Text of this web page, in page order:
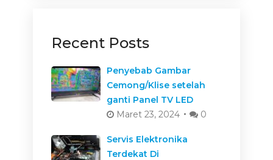
Recent Posts
Penyebab Gambar
Cemong/Klise setelah
ganti Panel TV LED
Maret 23, 2024
0
Servis Elektronika
Terdekat Di